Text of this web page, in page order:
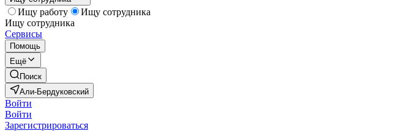
Ищу работу
Ищу сотрудника
Ищу сотрудника
Сервисы
Помощь
Ещё
Поиск
Али-Бердуковский
Войти
Войти
Зарегистрироваться